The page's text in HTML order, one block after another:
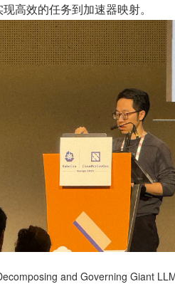
高效的任务到加速器映射。
and Governing Giant